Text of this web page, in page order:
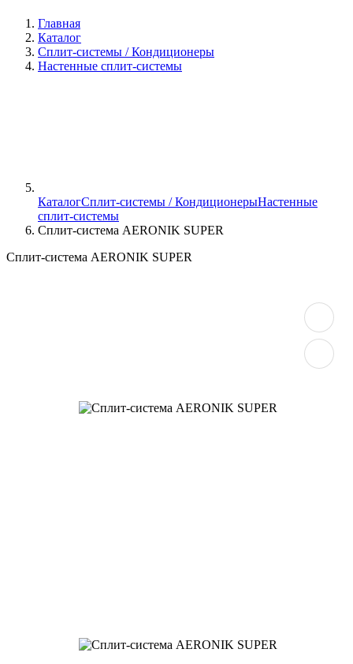
Главная
Каталог
Сплит-системы / Кондиционеры
Настенные сплит-системы
КаталогСплит-системы / КондиционерыНастенные
сплит-системы
Сплит-система AERONIK SUPER
Сплит-система AERONIK SUPER